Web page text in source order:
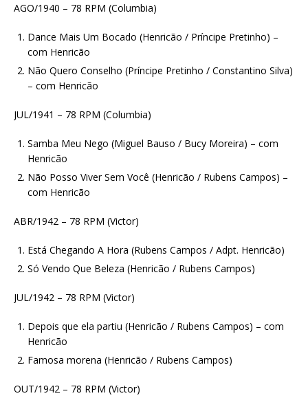
AGO/1940 – 78 RPM (Columbia)
Dance Mais Um Bocado (Henricão / Príncipe Pretinho) –
com Henricão
Não Quero Conselho (Príncipe Pretinho / Constantino Silva)
– com Henricão
JUL/1941 – 78 RPM (Columbia)
Samba Meu Nego (Miguel Bauso / Bucy Moreira) – com
Henricão
Não Posso Viver Sem Você (Henricão / Rubens Campos) –
com Henricão
ABR/1942 – 78 RPM (Victor)
Está Chegando A Hora (Rubens Campos / Adpt. Henricão)
Só Vendo Que Beleza (Henricão / Rubens Campos)
JUL/1942 – 78 RPM (Victor)
Depois que ela partiu (Henricão / Rubens Campos) – com
Henricão
Famosa morena (Henricão / Rubens Campos)
OUT/1942 – 78 RPM (Victor)